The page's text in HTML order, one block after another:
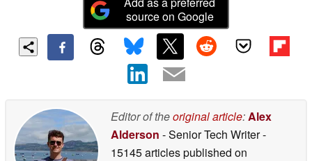
source on Google
Editor of theoriginal article:Alex
Alderson - Senior Tech Writer-
15145 articles published on